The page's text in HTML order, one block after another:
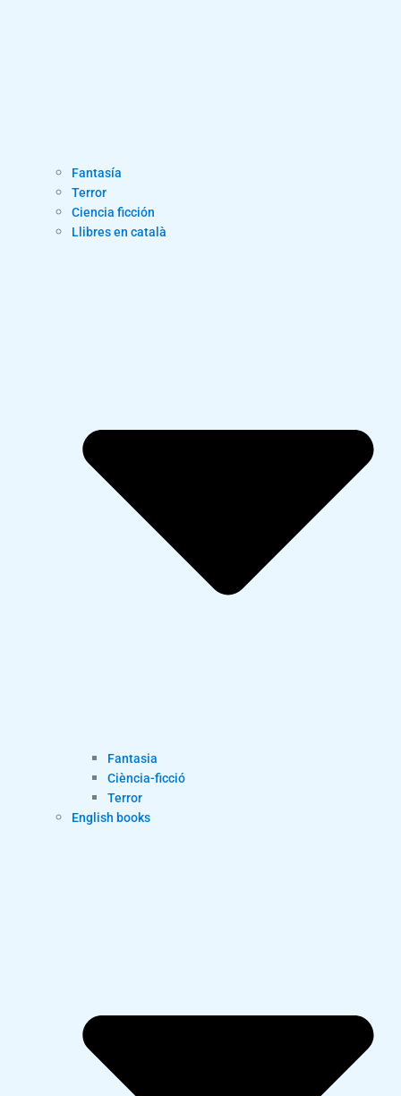
Fantasía
Terror
Ciencia ficción
Llibres en català
Fantasia
Ciència-ficció
Terror
English books